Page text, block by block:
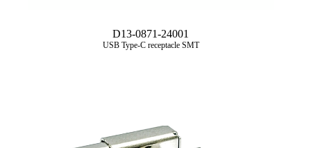
D13-0871-24001
USB Type‑C receptacle SMT